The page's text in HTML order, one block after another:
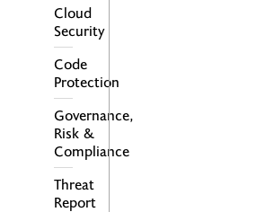
Cloud
Security
Code
Protection
Governance,
Risk &
Compliance
Threat
Report